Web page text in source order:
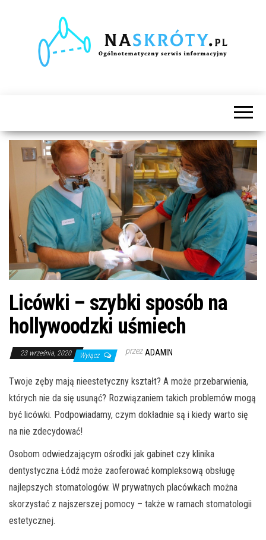
Licówki – szybki sposób na
hollywoodzki uśmiech
23 września, 2020 Wyłącz przez ADAMIN
Twoje zęby mają nieestetyczny kształt? A może przebarwienia,
których nie da się usunąć? Rozwiązaniem takich problemów mogą
być licówki. Podpowiadamy, czym dokładnie są i kiedy warto się
na nie zdecydować!
Osobom odwiedzającym ośrodki jak gabinet czy klinika
dentystyczna Łódź może zaoferować kompleksową obsługę
najlepszych stomatologów. W prywatnych placówkach można
skorzystać z najszerszej pomocy – także w ramach stomatologii
estetycznej.